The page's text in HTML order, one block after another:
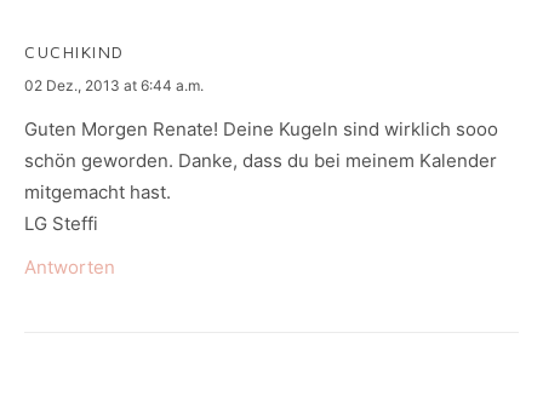
CUCHIKIND
says:
02 Dez., 2013 at 6:44 a.m.
Guten Morgen Renate! Deine Kugeln sind wirklich sooo
schön geworden. Danke, dass du bei meinem Kalender
mitgemacht hast.
LG Steffi
Antworten